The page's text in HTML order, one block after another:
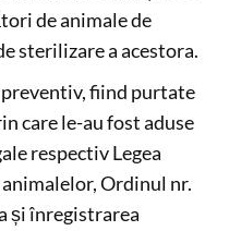
de animale de
sterilizare a acestora.
fiind purtate
care le-au fost aduse
respectiv Legea
Ordinul nr.
și înregistrarea